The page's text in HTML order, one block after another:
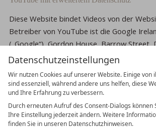
Datenschutzeinstellungen
Wir nutzen Cookies auf unserer Website. Einige von
sind essenziell, während andere uns helfen, diese
und Ihre Erfahrung zu verbessern.
Durch erneuten Aufruf des Consent-Dialogs können
Ihre Einstellung jederzeit ändern. Weitere
finden Sie in unseren Datenschutzhinweisen.
Diese Website bindet Videos von der
Betreiber von YouTube ist die Google
(„Google“), Gordon House, Barrow Street,
Wir nutzen YouTube im erweiterten
Dieser Modus bewirkt laut YouTube, dass
Informationen über die Besucher auf
speichert, bevor diese sich das Video
Weitergabe von Daten an YouTube-
erweiterten Datenschutzmodus hingegen